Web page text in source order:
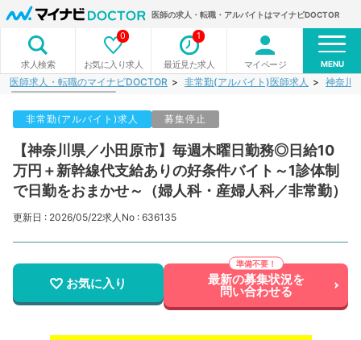
医師の求人・転職・アルバイトはマイナビDOCTOR
求人検索 お気に入り求人
0
最近見た求人
1
マイページ MENU
医師求人・転職のマイナビDOCTOR 非常勤(アルバイト)医師求人 神奈川
非常勤(アルバイト)求人 募集停止
【神奈川県／小田原市】毎週木曜日勤務◎日給10
万円＋新幹線代支給ありの好条件バイト～1診体制
で日勤をおまかせ～（婦人科・産婦人科／非常勤）
更新日 : 2026/05/22求人No : 636135
お気に入り 最新の募集状況を
問い合わせる